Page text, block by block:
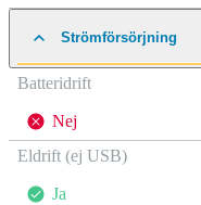
Strömförsörjning
Batteridrift
Nej
Eldrift (ej USB)
Ja